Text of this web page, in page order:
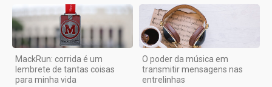
MackRun: corrida é um
lembrete de tantas coisas
para minha vida
O poder da música em
transmitir mensagens nas
entrelinhas